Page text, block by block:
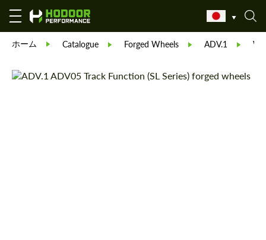
ホーム Catalogue Forged Wheels ADV.1